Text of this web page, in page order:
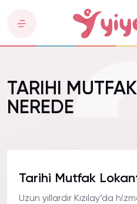
TARIHI
NEREDE
Tarihi Mutfak
Uzun yıllardır Kızılay’da